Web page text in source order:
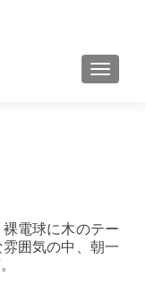
電球に木のテー
囲気の中、朝一